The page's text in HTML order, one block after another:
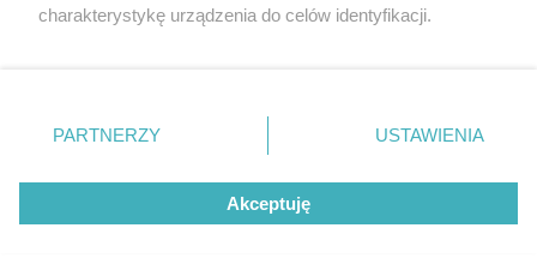
© 2026 Grupa ZPR Media
charakterystykę urządzenia do celów identyfikacji.
zmienić/wycofać klikając przycisk ustawień prywatności
znajdujący się w lewym dolnym rogu strony
rodzaje przetwarzania danych nie wymagają zgody
użytkownika, ale masz prawo sprzeciwić się takiemu
przetwarzaniu. Preferencje będą miały zastosowanie tylko
PARTNERZY USTAWIENIA
Akceptuję